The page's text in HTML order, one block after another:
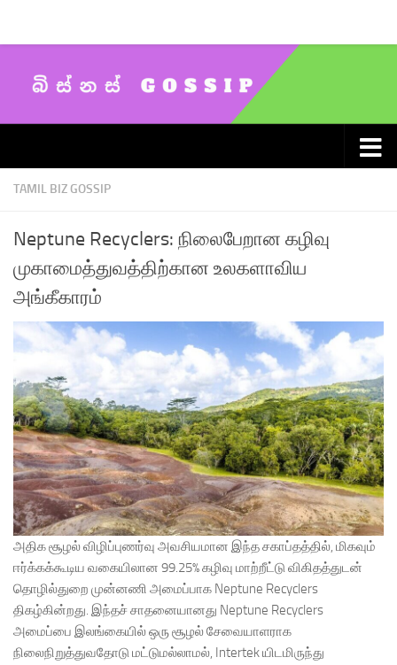
TAMIL BIZ GOSSIP
Neptune Recyclers: நிலைபேறான கழிவு
முகாமைத்துவத்திற்கான உலகளாவிய
அங்கீகாரம்
அதிக சூழல் விழிப்புணர்வு அவசியமான இந்த சகாப்தத்தில், மிகவும்
ஈர்க்கக்கூடிய வகையிலான 99.25% கழிவு மாற்றீட்டு விகிதத்துடன்
தொழில்துறை முன்னணி அமைப்பாக Neptune Recyclers
திகழ்கின்றது. இந்தச் சாதனையானது Neptune Recyclers
அமைப்பை இலங்கையில் ஒரு சூழல் சேவையாளராக
நிலைநிறுத்துவதோடு மட்டுமல்லாமல், Intertek யிடமிருந்து